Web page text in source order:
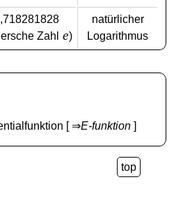
Zahl e)
natürlicher
Logarithmus
[ ⇒E-funktion ]
top